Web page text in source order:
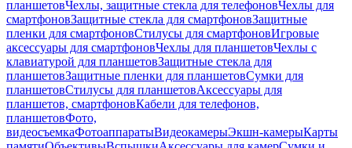
планшетовЧехлы, защитные стекла для телефоновЧехлы для
смартфоновЗащитные стекла для смартфоновЗащитные
пленки для смартфоновСтилусы для смартфоновИгровые
аксессуары для смартфоновЧехлы для планшетовЧехлы с
клавиатурой для планшетовЗащитные стекла для
планшетовЗащитные пленки для планшетовСумки для
планшетовСтилусы для планшетовАксессуары для
планшетов, смартфоновКабели для телефонов,
планшетовФото,
видеосъемкаФотоаппаратыВидеокамерыЭкшн-камерыКарты